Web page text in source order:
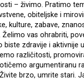
– živimo. Pratimo
obiteljske i
kulture, zabave,
Želimo vas ohrabriti,
biste zdravije i aktivnije
različitosti,
argumentiranu
brzo, umrite stari.